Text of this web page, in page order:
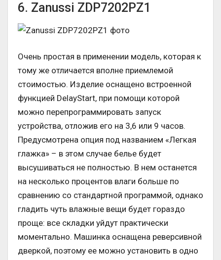
6. Zanussi ZDP7202PZ1
Очень простая в применении модель, которая к
тому же отличается вполне приемлемой
стоимостью. Изделие оснащено встроенной
функцией DelayStart, при помощи которой
можно перепрограммировать запуск
устройства, отложив его на 3,6 или 9 часов.
Предусмотрена опция под названием «Легкая
глажка» – в этом случае белье будет
высушиваться не полностью. В нем останется
на несколько процентов влаги больше по
сравнению со стандартной программой, однако
гладить чуть влажные вещи будет гораздо
проще: все складки уйдут практически
моментально. Машинка оснащена реверсивной
дверкой, поэтому ее можно установить в одно